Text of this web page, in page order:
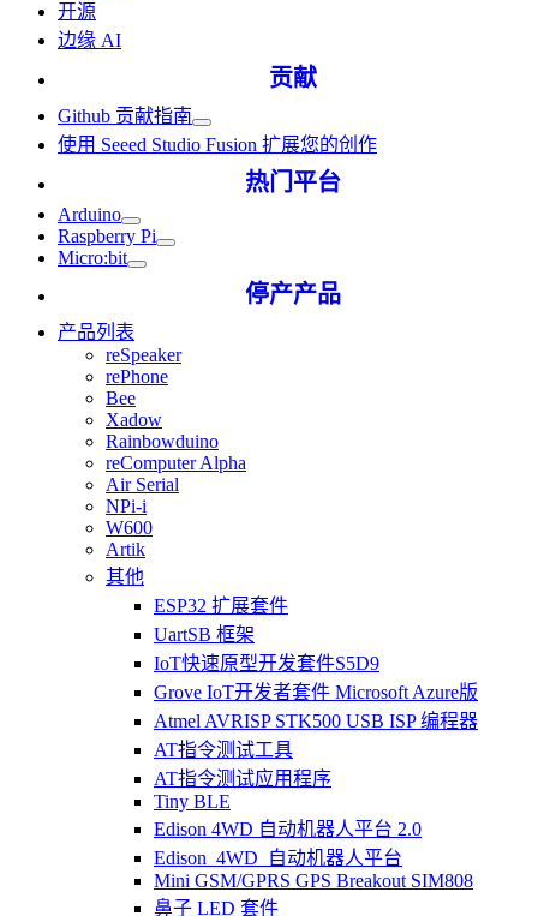
开源
边缘 AI
贡献
Github 贡献指南
使用 Seeed Studio Fusion 扩展您的创作
热门平台
Arduino
Raspberry Pi
Micro:bit
停产产品
产品列表
reSpeaker
rePhone
Bee
Xadow
Rainbowduino
reComputer Alpha
Air Serial
NPi-i
W600
Artik
其他
ESP32 扩展套件
UartSB 框架
IoT快速原型开发套件S5D9
Grove IoT开发者套件 Microsoft Azure版
Atmel AVRISP STK500 USB ISP 编程器
AT指令测试工具
AT指令测试应用程序
Tiny BLE
Edison 4WD 自动机器人平台 2.0
Edison_4WD_自动机器人平台
Mini GSM/GPRS GPS Breakout SIM808
鼻子 LED 套件